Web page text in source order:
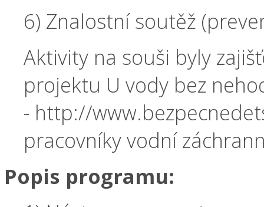
6) Znalostní soutěž
Aktivity na souši byly
projektu U vody bez
- http://
pracovníky vodní
Popis programu: